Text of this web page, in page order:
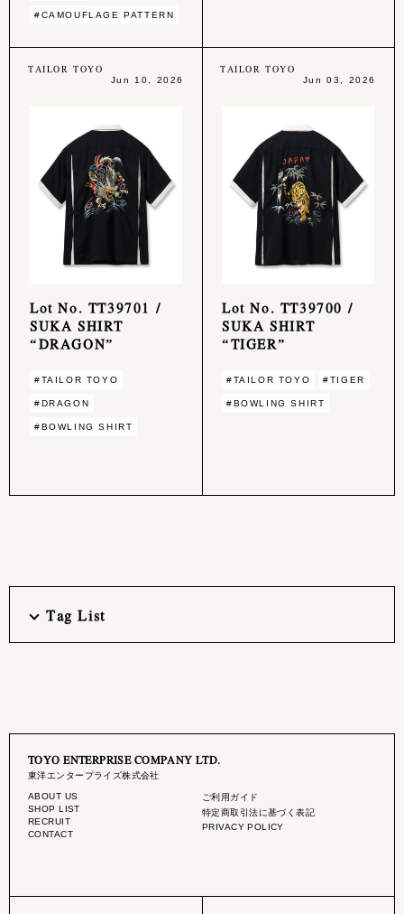
#CAMOUFLAGE PATTERN
TAILOR TOYO
Jun 10, 2026
Lot No. TT39701 /
SUKA SHIRT
“DRAGON”
#TAILOR TOYO
#DRAGON
#BOWLING SHIRT
TAILOR TOYO
Jun 03, 2026
Lot No. TT39700 /
SUKA SHIRT
“TIGER”
#TAILOR TOYO #TIGER
#BOWLING SHIRT
Tag List
TOYO ENTERPRISE COMPANY LTD.
東洋エンタープライズ株式会社
ABOUT US
SHOP LIST
RECRUIT
CONTACT
ご利用ガイド
特定商取引法に基づく表記
PRIVACY POLICY